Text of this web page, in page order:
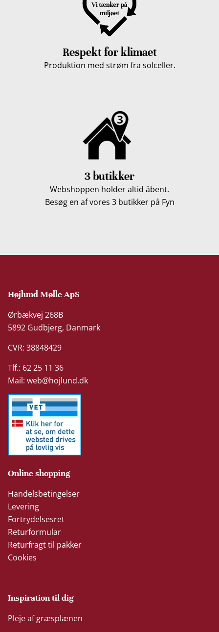
Respekt for klimaet
Produktion med strøm fra solceller.
3 butikker
Webshoppen holder altid åbent.
Besøg en af vores 3 butikker på Fyn
Højlund Mølle ApS
Ørbækvej 268B
5892 Gudbjerg, Danmark
CVR: 38848429
Tlf.: 62 25 11 36
Mail:web@hojlund.dk
Online shopping
Handelsbetingelser
Levering
Fortrydelsesret
Returformular
Returfragt til pakker
Cookies
Inspiration til dig
Pleje af græsplænen